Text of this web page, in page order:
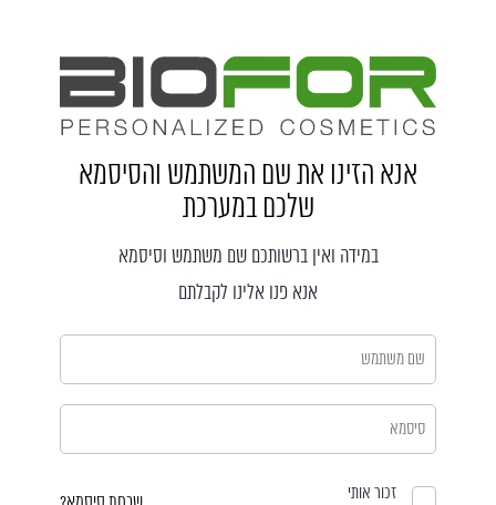
אנא הזינו את שם המשתמש והסיסמא
שלכם במערכת
במידה ואין ברשותכם שם משתמש וסיסמא
אנא פנו אלינו לקבלתם
זכור אותי